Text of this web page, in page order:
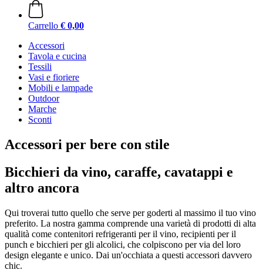
Carrello € 0,00
Accessori
Tavola e cucina
Tessili
Vasi e fioriere
Mobili e lampade
Outdoor
Marche
Sconti
Accessori per bere con stile
Bicchieri da vino, caraffe, cavatappi e
altro ancora
Qui troverai tutto quello che serve per goderti al massimo il tuo vino
preferito. La nostra gamma comprende una varietà di prodotti di alta
qualità come contenitori refrigeranti per il vino, recipienti per il
punch e bicchieri per gli alcolici, che colpiscono per via del loro
design elegante e unico. Dai un'occhiata a questi accessori davvero
chic.